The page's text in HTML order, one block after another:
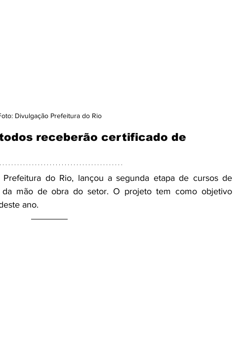
Divulgação Prefeitura do Rio
receberão certificado de
do Rio, lançou a segunda etapa de cursos de
da mão de obra do setor. O projeto tem como objetivo
ano.